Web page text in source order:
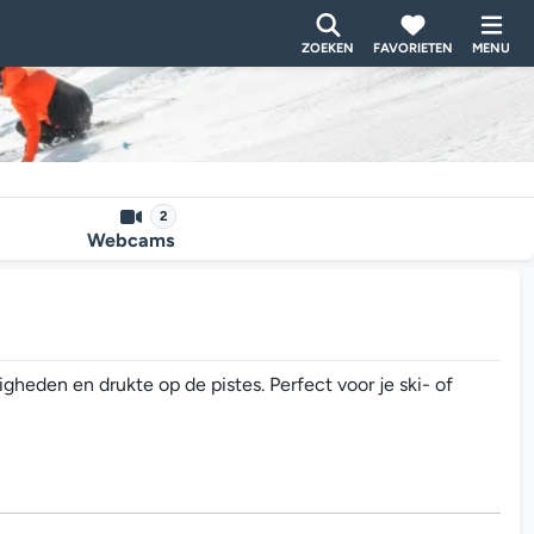
ZOEKEN FAVORIETEN MENU
2
Webcams
en drukte op de pistes. Perfect voor je ski- of